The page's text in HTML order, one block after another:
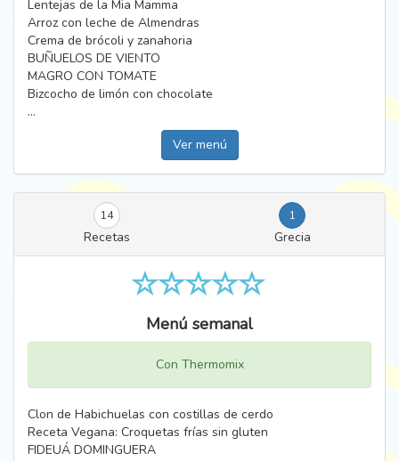
Lentejas de la Mia Mamma
Arroz con leche de Almendras
Crema de brócoli y zanahoria
BUÑUELOS DE VIENTO
MAGRO CON TOMATE
Bizcocho de limón con chocolate
...
Ver menú
14 1
Recetas Grecia
Menú semanal
Con Thermomix
Clon de Habichuelas con costillas de cerdo
Receta Vegana: Croquetas frías sin gluten
FIDEUÁ DOMINGUERA